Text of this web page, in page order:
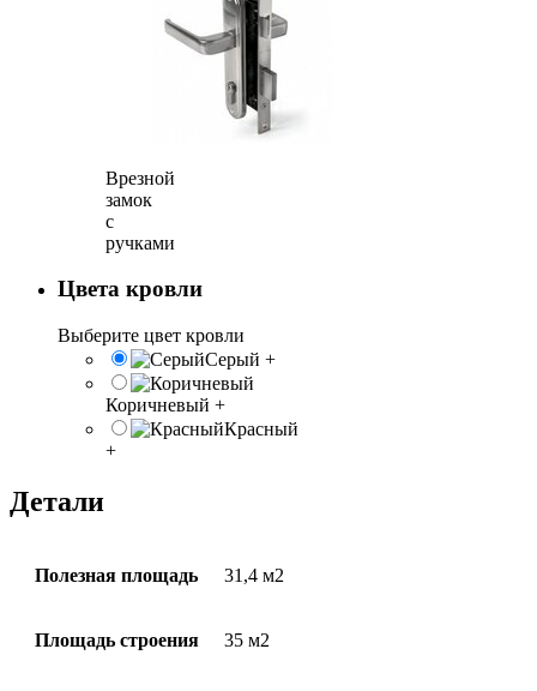
Врезной
замок
с
ручками
Цвета кровли
Выберите цвет кровли
Серый +
Коричневый +
Красный
+
Детали
Полезная площадь 31,4 м2
Площадь строения 35 м2